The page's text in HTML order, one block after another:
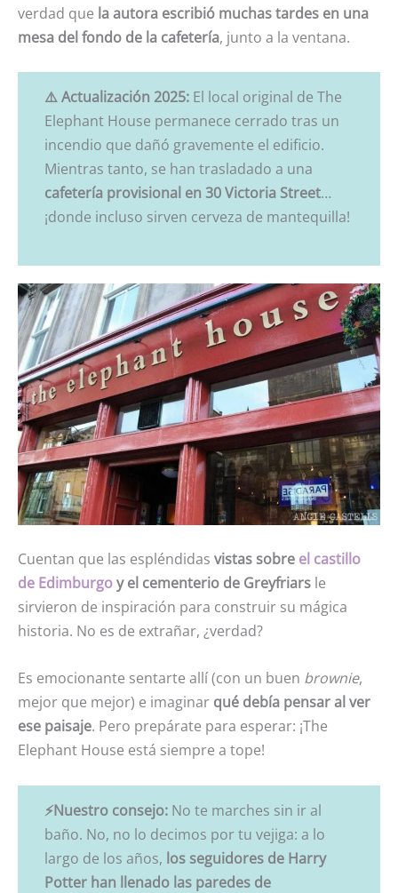
verdad que la autora escribió muchas tardes en una
mesa del fondo de la cafetería, junto a la ventana.
⚠️ Actualización 2025: El local original de The
Elephant House permanece cerrado tras un
incendio que dañó gravemente el edificio.
Mientras tanto, se han trasladado a una
cafetería provisional en 30 Victoria Street…
¡donde incluso sirven cerveza de mantequilla!
Cuentan que las espléndidas vistas sobre el castillo
de Edimburgoy el cementerio de Greyfriars le
sirvieron de inspiración para construir su mágica
historia. No es de extrañar, ¿verdad?
Es emocionante sentarte allí (con un buen brownie,
mejor que mejor) e imaginar qué debía pensar al ver
ese paisaje. Pero prepárate para esperar: ¡The
Elephant House está siempre a tope!
⚡Nuestro consejo: No te marches sin ir al
baño. No, no lo decimos por tu vejiga: a lo
largo de los años, los seguidores de Harry
Potter han llenado las paredes de